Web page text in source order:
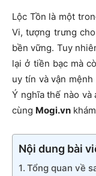
Lộc Tồn là một
Vi, tượng trưng
bền vững. Tuy
lại ở tiền bạc mà
uy tín và vận
Ý nghĩa thế nào và
cùng Mogi.vn
Nội dung bài
Tổng quan về